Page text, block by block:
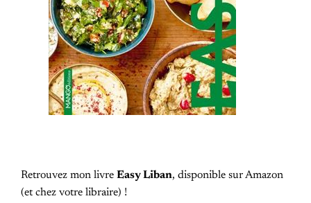
Retrouvez mon livre Easy Liban, disponible sur Amazon
(et chez votre libraire) !